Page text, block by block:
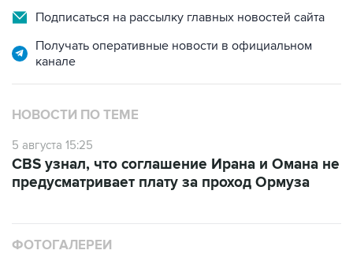
Подписаться на рассылку главных новостей сайта
Получать оперативные новости в официальном
канале
НОВОСТИ ПО ТЕМЕ
5 августа 15:25
CBS узнал, что соглашение Ирана и Омана не
предусматривает плату за проход Ормуза
ФОТОГАЛЕРЕИ